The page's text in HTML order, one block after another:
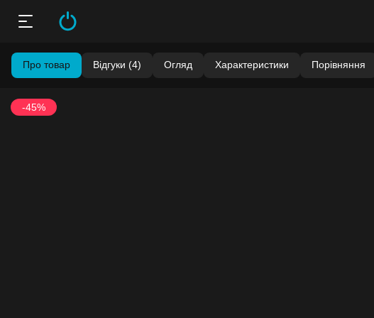
Про товар Відгуки (4) Огляд Характеристики Порівняння
-45%